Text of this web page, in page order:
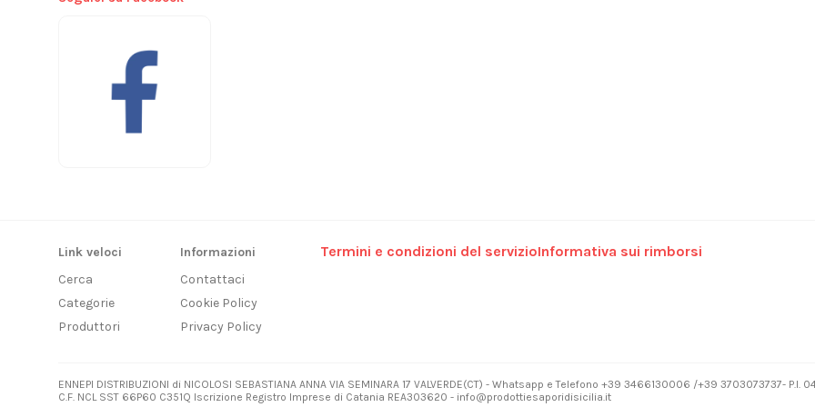
Link veloci
Cerca
Categorie
Produttori
Informazioni
Contattaci
Cookie Policy
Privacy Policy
Termini e condizioni del servizioInformativa sui rimborsi
ENNEPI DISTRIBUZIONI di NICOLOSI SEBASTIANA ANNA VIA SEMINARA 17 VALVERDE(CT) - Whatsapp e Telefono +39 3466130006 /+39 3703073737- P.I.
C.F. NCL SST 66P60 C351Q Iscrizione Registro Imprese di Catania REA303620 - info@prodottiesaporidisicilia.it